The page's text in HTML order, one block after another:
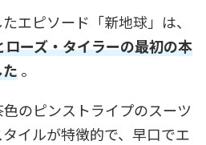
エピソード「新地球」は、
ーズ・タイラーの最初の本
。
のピンストライプのスーツ
イルが特徴的で、早口でエ